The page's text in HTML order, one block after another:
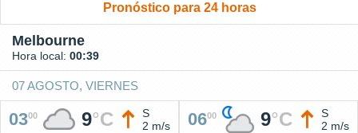
Pronóstico para 24 horas
Melbourne
Hora local: 00:39
07 AGOSTO, VIERNES
0300 9°C
S
2 m/s
0600 9°C
S
2 m/s